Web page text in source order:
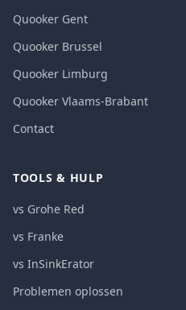
Quooker Gent
Quooker Brussel
Quooker Limburg
Quooker Vlaams-Brabant
Contact
TOOLS & HULP
vs Grohe Red
vs Franke
vs InSinkErator
Problemen oplossen